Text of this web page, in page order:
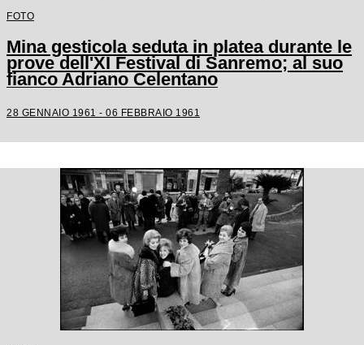
FOTO
Mina gesticola seduta in platea durante le
prove dell'XI Festival di Sanremo; al suo
fianco Adriano Celentano
28 GENNAIO 1961 - 06 FEBBRAIO 1961